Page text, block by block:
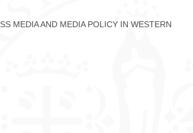
MEDIA AND MEDIA POLICY IN WESTERN